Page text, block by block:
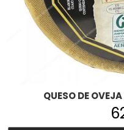
QUESO DE